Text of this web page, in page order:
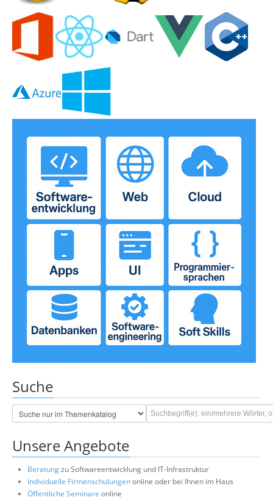
Suche
Unsere Angebote
Beratungzu Softwareentwicklung und IT-Infrastruktur
Individuelle Firmenschulungenonline oder bei Ihnen im Haus
Öffentliche Seminare online